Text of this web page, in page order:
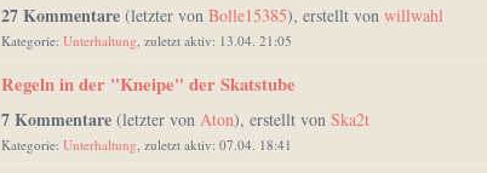
27 Kommentare(letzter von Bolle15385), erstellt von willwahl
Kategorie: Unterhaltung , zuletzt aktiv: 13.04. 21:05
Regeln in der "Kneipe" der Skatstube
7 Kommentare(letzter von Aton), erstellt von Ska2t
Kategorie: Unterhaltung , zuletzt aktiv: 07.04. 18:41